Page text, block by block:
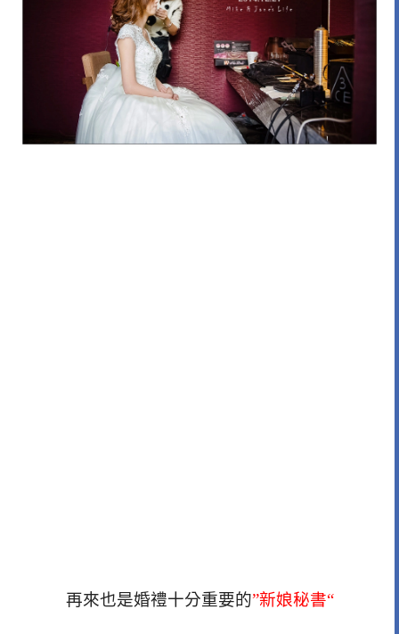
再來也是婚禮十分重要的”新娘秘書“